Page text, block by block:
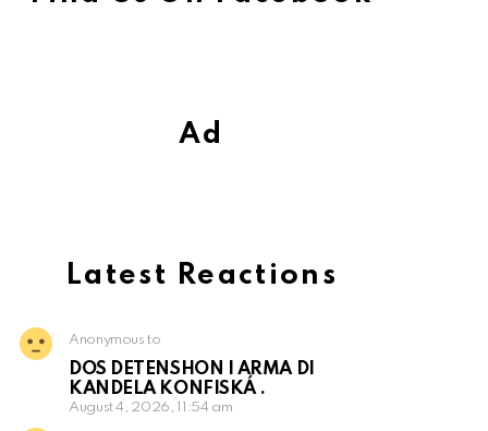
Ad
Latest Reactions
Anonymous to
DOS DETENSHON I ARMA DI
KANDELA KONFISKÁ .
August 4, 2026, 11:54 am